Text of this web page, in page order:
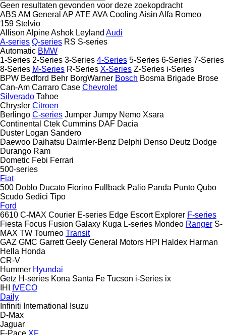
Geen resultaten gevonden voor deze zoekopdracht
ABS AM General AP ATE AVA Cooling Aisin Alfa Romeo
159 Stelvio
Allison AlpineAshok Leyland Audi
A-series Q-series RS S-series
Automatic BMW
1-Series 2-Series 3-Series 4-Series 5-Series 6-Series 7-Series
8-Series M-Series R-Series X-Series Z-Series i-Series
BPW Bedford Behr BorgWarner Bosch Bosma Brigade Brose
Can-Am Carraro Case Chevrolet
Silverado Tahoe
Chrysler Citroen
Berlingo C-series Jumper Jumpy Nemo Xsara
Continental Ctek Cummins DAF Dacia
Duster Logan Sandero
Daewoo Daihatsu Daimler-Benz Delphi Denso Deutz Dodge
Durango Ram
Dometic Febi Ferrari
500-series
Fiat
500 Doblo Ducato Fiorino Fullback Palio Panda Punto Qubo
Scudo Sedici Tipo
Ford
6610 C-MAX Courier E-series Edge Escort Explorer F-series
Fiesta Focus Fusion Galaxy Kuga L-series Mondeo Ranger S-
MAX TW Tourneo Transit
GAZ GMC Garrett Geely General Motors HPI Haldex Harman
Hella Honda
CR-V
Hummer Hyundai
Getz H-series Kona Santa Fe Tucson i-Series ix
IHI
IVECO
Daily
Infiniti International
Isuzu
D-Max
Jaguar
F-Pace XF